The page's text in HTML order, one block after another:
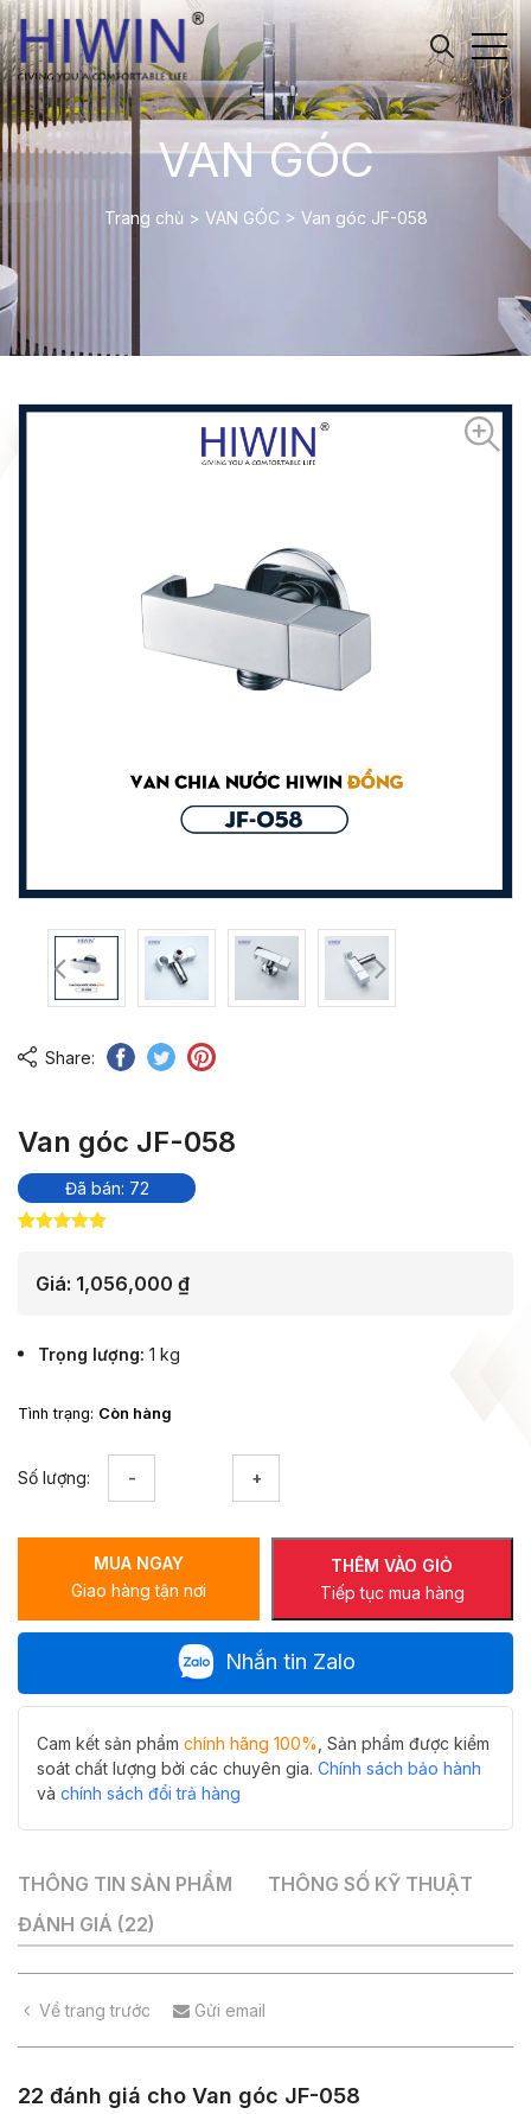
VAN GÓC
Trang chủ > VAN GÓC > Van góc JF-058
Share:
Van góc JF-058
Đã bán: 72
đánh giá
Giá: 1,056,000 ₫
Trọng lượng 1 kg
Tình trạng: Còn hàng
Số lượng:
058
số
lượng
THÊM VÀO GIỎ
Tiếp tục mua hàng
MUA NGAY
Giao hàng tận nơi
Nhắn tin Zalo
Cam kết sản phẩm chính hãng 100% , Sản phẩm được kiểm
soát chất lượng bởi các chuyên gia. Chính sách bảo hành
và chính sách đổi trả hàng
THÔNG TIN SẢN PHẨM
THÔNG SỐ KỸ THUẬT
ĐÁNH GIÁ (22)
Về trang trước Gửi email
22 đánh giá cho Van góc JF-058